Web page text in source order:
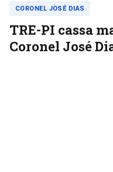
CORONEL JOSÉ DIAS
TRE-PI cassa
Coronel José